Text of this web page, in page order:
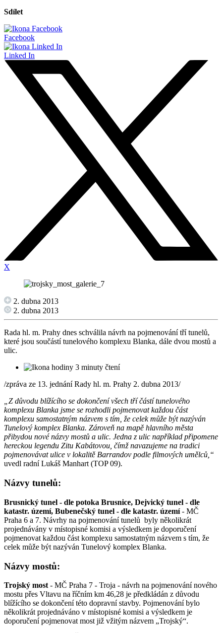
Sdílet
Facebook
Linked In
X
2. dubna 2013
2. dubna 2013
Rada hl. m. Prahy dnes schválila návrh na pojmenování tří tunelů,
které jsou součástí tunelového komplexu Blanka, dále dvou mostů a
ulic.
3 minuty čtení
/zpráva ze 13. jednání Rady hl. m. Prahy 2. dubna 2013/
„Z důvodu blížícího se dokončení všech tří částí tunelového
komplexu Blanka jsme se rozhodli pojmenovat každou část
komplexu samostatným názvem s tím, že celek může být nazýván
Tunelový komplex Blanka. Zároveň na mapě hlavního města
přibydou nové názvy mostů a ulic. Jedna z ulic například připomene
hereckou legendu Zitu Kabátovou, čímž navazujeme na tradici
pojmenovávat ulice v lokalitě Barrandov podle filmových umělců,“
uvedl radní Lukáš Manhart (TOP 09).
Názvy tunelů:
Brusnický tunel - dle potoka Brusnice, Dejvický tunel - dle
katastr. území, Bubenečský tunel - dle katastr. území- MČ
Praha 6 a 7. Návrhy na pojmenování tunelů byly několikrát
projednávány v místopisné komisi a výsledkem je doporučení
pojmenovat každou část komplexu samostatným názvem s tím, že
celek může být nazýván Tunelový komplex Blanka.
Názvy mostů:
Trojský most - MČ Praha 7 - Troja - návrh na pojmenování nového
mostu přes Vltavu na říčním km 46,28 je předkládán z důvodu
blížícího se dokončení této dopravní stavby. Pojmenování bylo
několikrát projednáváno v místopisné komisi a výsledkem je
doporučení pojmenovat most již vžitým názvem „Trojský“.